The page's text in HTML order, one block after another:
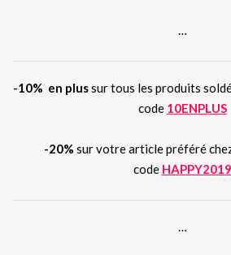
…
-10% en plussur tous les produits
code 10ENPLUS
-20% sur votre article préféré
code HAPPY2019
…